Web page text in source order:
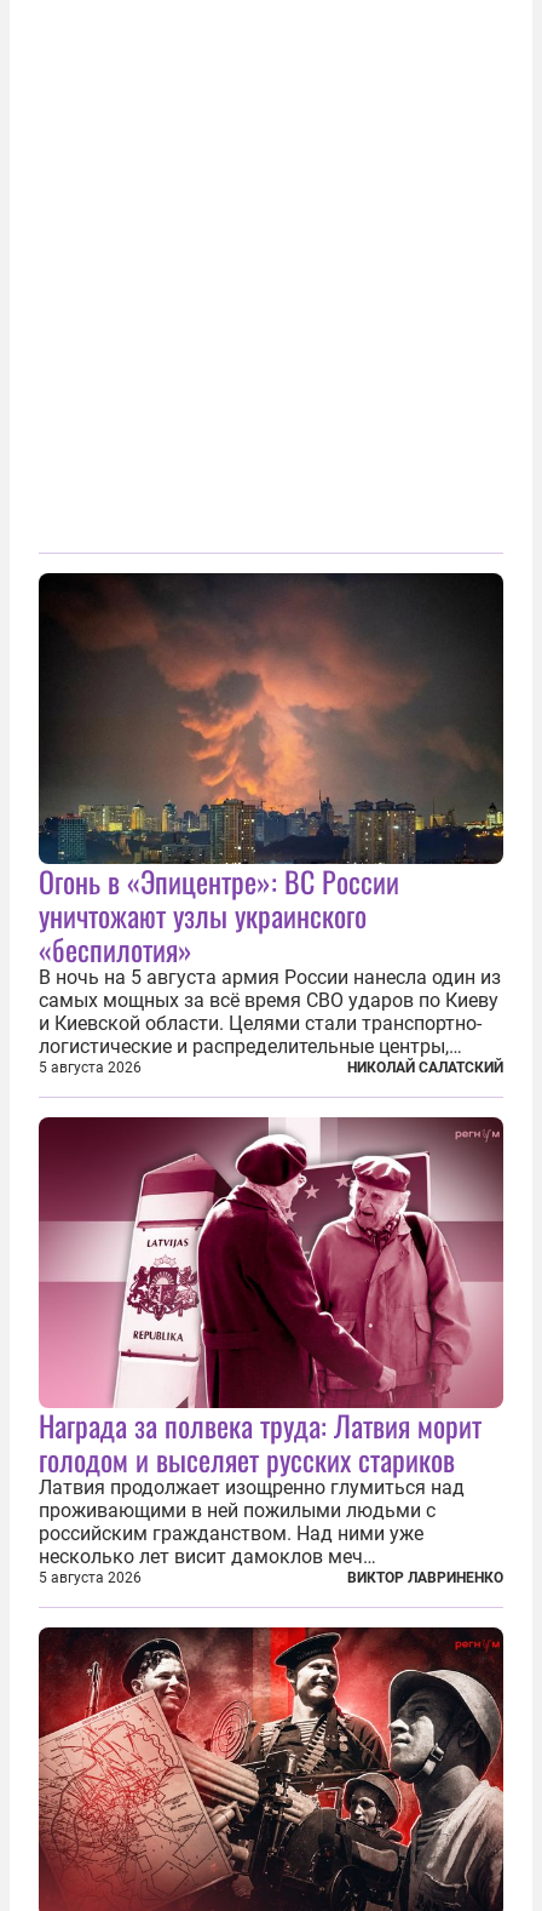
Огонь в «Эпицентре»: ВС России
уничтожают узлы украинского
«беспилотия»
В ночь на 5 августа армия России нанесла один из
самых мощных за всё время СВО ударов по Киеву
и Киевской области. Целями стали транспортно-
логистические и распределительные центры,
которые ВСУ использовали для хранения и
доставки вооружений и грузов военного
назначения. Атака также «накрыла»...
5 августа 2026 НИКОЛАЙ САЛАТСКИЙ
Награда за полвека труда: Латвия морит
голодом и выселяет русских стариков
Латвия продолжает изощренно глумиться над
проживающими в ней пожилыми людьми с
российским гражданством. Над ними уже
несколько лет висит дамоклов меч
насильственного выдворения. Некоторых уже
депортировали, а многие уехали сами, не
дожидаясь изгнания из родных домов. Пожилых
людей, проваливших...
5 августа 2026 ВИКТОР ЛАВРИНЕНКО